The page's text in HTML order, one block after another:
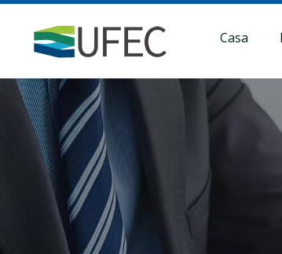
Casa